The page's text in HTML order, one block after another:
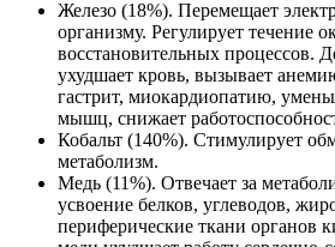
Железо (18%). Перемещает
организму. Регулирует течение
восстановительных процессов.
ухудшает кровь, вызывает
гастрит, миокардиопатию,
мышц, снижает
Кобальт (140%). Стимулирует
метаболизм.
Медь (11%). Отвечает за
усвоение белков, углеводов,
периферические ткани органов